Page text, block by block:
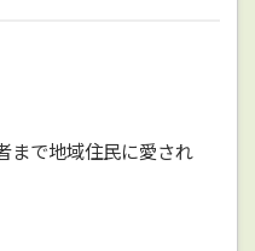
まで地域住民に愛され